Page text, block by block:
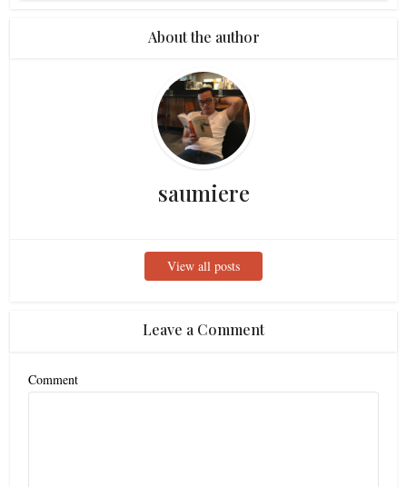
About the author
saumiere
View all posts
Leave a Comment
Comment